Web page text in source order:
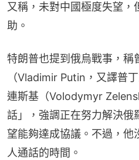
又稱，未對中國極度失望，
助。
特朗普也提到俄烏戰事，稱
（Vladimir Putin，又譯普
連斯基（Volodymyr
話」，強調正在努力解決俄
望能夠達成協議。不過，他
人通話的時間。